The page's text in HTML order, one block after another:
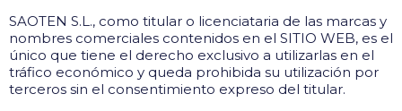
SAOTEN S.L., como titular o licenciataria de las marcas y
nombres comerciales contenidos en el SITIO WEB, es el
único que tiene el derecho exclusivo a utilizarlas en el
tráfico económico y queda prohibida su utilización por
terceros sin el consentimiento expreso del titular.